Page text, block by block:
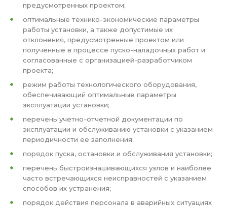
предусмотренных проектом;
оптимальные технико-экономические параметры
работы установки, а также допустимые их
отклонения, предусмотренные проектом или
полученные в процессе пуско-наладочных работ и
согласованные с организацией-разработчиком
проекта;
режим работы технологического оборудования,
обеспечивающий оптимальные параметры
эксплуатации установки;
перечень учетно-отчетной документации по
эксплуатации и обслуживанию установки с указанием
периодичности ее заполнения;
порядок пуска, остановки и обслуживания установки;
перечень быстроизнашивающихся узлов и наиболее
часто встречающихся неисправностей с указанием
способов их устранения;
порядок действия персонала в аварийных ситуациях